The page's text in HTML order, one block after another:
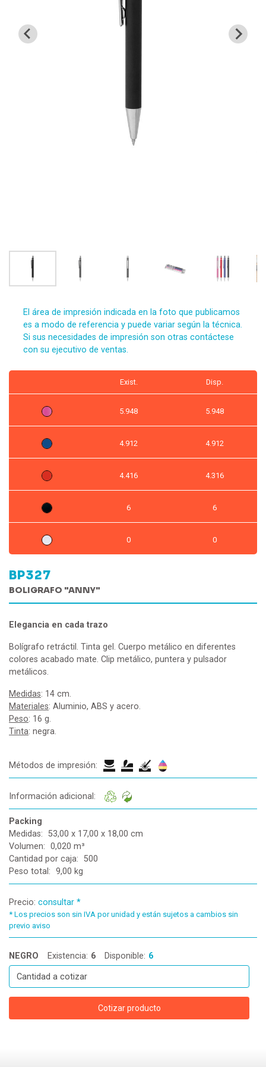
El área de impresión indicada en la foto que publicamos
es a modo de referencia y puede variar según la técnica.
Si sus necesidades de impresión son otras contáctese
con su ejecutivo de ventas.
Exist. Disp.
5.948 5.948
4.912 4.912
4.416 4.316
6 6
0 0
BP327
BOLIGRAFO "ANNY"
Elegancia en cada trazo
Bolígrafo retráctil. Tinta gel. Cuerpo metálico en diferentes
colores acabado mate. Clip metálico, puntera y pulsador
metálicos.
Medidas: 14 cm.
Materiales: Aluminio, ABS y acero.
Peso: 16 g.
Tinta: negra.
Métodos de impresión:
Información adicional:
Packing
Medidas: 53,00 x 17,00 x 18,00 cm
Volumen: 0,020 m³
Cantidad por caja: 500
Peso total: 9,00 kg
Precio: consultar *
* Los precios son sin IVA por unidad y están sujetos a cambios sin
previo aviso
NEGRO Existencia: 6 Disponible: 6
Cotizar producto